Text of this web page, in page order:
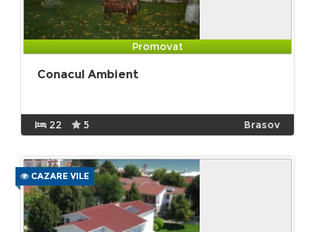
Promovat
Conacul Ambient
22 5 Brasov
CAZARE VILE